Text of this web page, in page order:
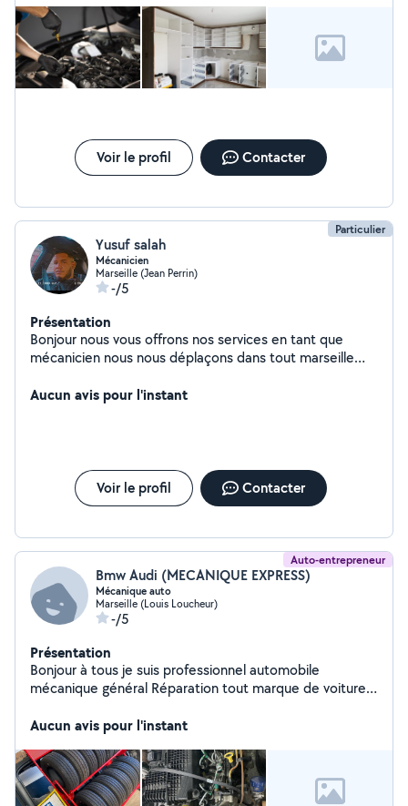
Voir le profil Contacter
Particulier
Yusuf salah
Mécanicien
Marseille (Jean Perrin)
-/5
Présentation
Bonjour nous vous offrons nos services en tant que
mécanicien nous nous déplaçons dans tout marseille
professionnel et à l'écoute de mes Clients je m'occupe
Aucun avis pour l'instant
Voir le profil Contacter
Auto-entrepreneur
Bmw Audi (MECANIQUE EXPRESS)
Mécanique auto
Marseille (Louis Loucheur)
-/5
Présentation
Bonjour à tous je suis professionnel automobile
mécanique général Réparation tout marque de voiture
Pneus neufs et occasion Réparation boîte automatique
garage Diagnostic à partir de 50 Déplacement et devis
gratuit Cordialement
Aucun avis pour l'instant